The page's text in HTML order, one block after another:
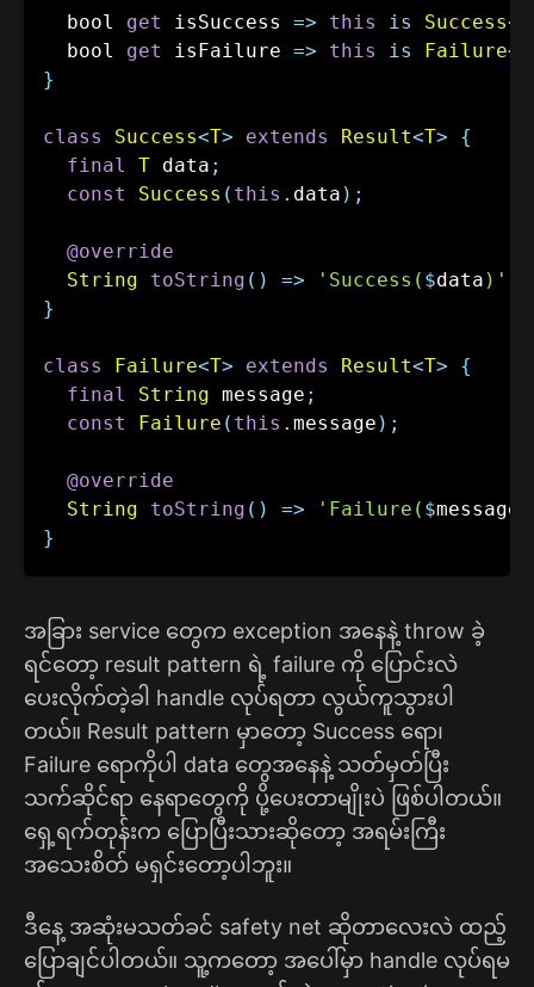
  bool
get isSuccess => this is Success<
  bool
get isFailure => this is Failure<
}
class Success<T> extends Result<T>
{
final
T data ;
const
Success ( this . data ) ;
@override
String
toString ( ) => 'Success( $data )'
}
class Failure<T> extends Result<T>
{
final
String message ;
const
Failure ( this . message ) ;
@override
String
toString ( ) => 'Failure( $message
}
အခြား service တွေက exception အနေနဲ့ throw ခဲ့
ရင်တော့ result pattern ရဲ့ failure ကို ပြောင်းလဲ
ပေးလိုက်တဲ့ခါ handle လုပ်ရတာ လွယ်ကူသွားပါ
တယ်။ Result pattern မှာတော့ Success ရော၊
Failure ရောကိုပါ data တွေအနေနဲ့ သတ်မှတ်ပြီး
သက်ဆိုင်ရာ နေရာတွေကို ပို့ပေးတာမျိုးပဲ ဖြစ်ပါတယ်။
ရှေ့ရက်တုန်းက ပြောပြီးသားဆိုတော့ အရမ်းကြီး
အသေးစိတ် မရှင်းတော့ပါဘူး။
ဒီနေ့ အဆုံးမသတ်ခင် safety net ဆိုတာလေးလဲ ထည့်
ပြောချင်ပါတယ်။ သူ့ကတော့ အပေါ်မှာ handle လုပ်ရမ